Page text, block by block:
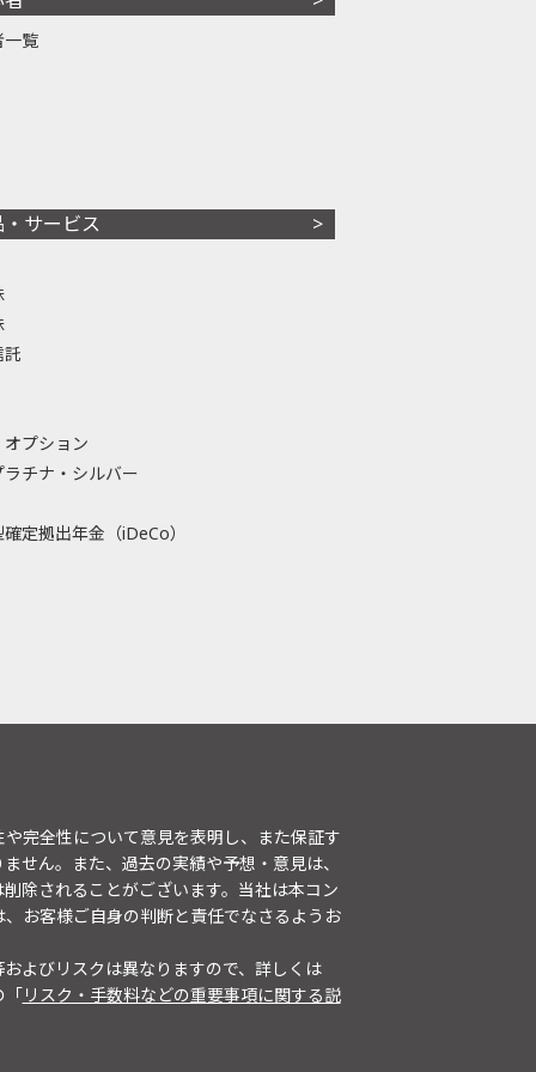
一覧
・サービス
託
プション
ラチナ・シルバー
定拠出年金（iDeCo）
完全性について意見を表明し、また保証す
せん。また、過去の実績や予想・意見は、
除されることがございます。当社は本コン
お客様ご自身の判断と責任でなさるようお
よびリスクは異なりますので、詳しくは
「リスク・手数料などの重要事項に関する説